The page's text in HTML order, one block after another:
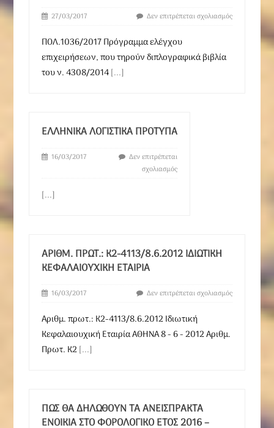
27/03/2017 Δεν επιτρέπεται σχολιασμός
ΠΟΛ.1036/2017 Πρόγραμμα ελέγχου
επιχειρήσεων, που τηρούν διπλογραφικά βιβλία
του ν. 4308/2014[...]
ΕΛΛΗΝΙΚΑ ΛΟΓΙΣΤΙΚΑ ΠΡΟΤΥΠΑ
16/03/2017
Δεν επιτρέπεται
σχολιασμός
[...]
ΑΡΙΘΜ. ΠΡΩΤ.: Κ2-4113/8.6.2012 ΙΔΙΩΤΙΚΉ
ΚΕΦΑΛΑΙΟΥΧΙΚΉ ΕΤΑΙΡΊΑ
16/03/2017 Δεν επιτρέπεται σχολιασμός
Αριθμ. πρωτ.: Κ2-4113/8.6.2012 Ιδιωτική
Κεφαλαιουχική Εταιρία ΑΘΗΝΑ 8 - 6 - 2012 Αριθμ.
Πρωτ. Κ2[...]
ΠΩΣ ΘΑ ΔΗΛΩΘΟΎΝ ΤΑ ΑΝΕΊΣΠΡΑΚΤΑ
ΕΝΟΊΚΙΑ ΣΤΟ ΦΟΡΟΛΟΓΙΚΌ ΈΤΟΣ 2016 –